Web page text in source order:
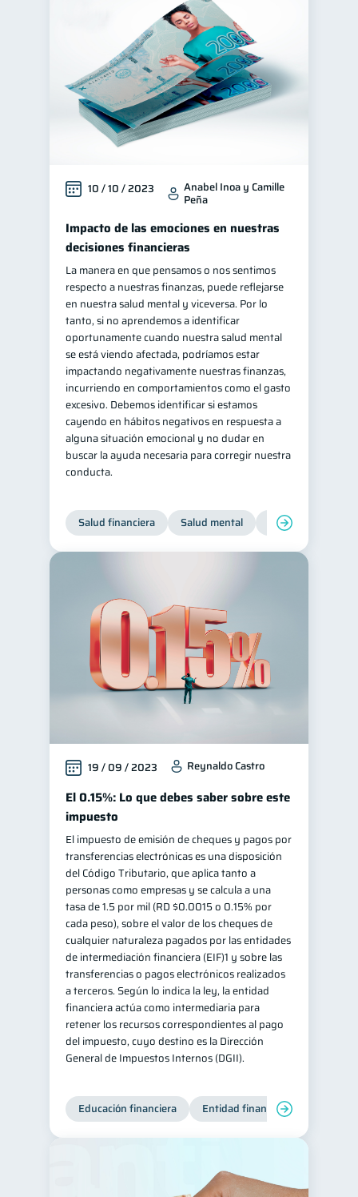
10 / 10 / 2023 Anabel Inoa y Camille
Peña
Impacto de las emociones en nuestras
decisiones financieras
La manera en que pensamos o nos sentimos
respecto a nuestras finanzas, puede reflejarse
en nuestra salud mental y viceversa. Por lo
tanto, si no aprendemos a identificar
oportunamente cuando nuestra salud mental
se está viendo afectada, podríamos estar
impactando negativamente nuestras finanzas,
incurriendo en comportamientos como el gasto
excesivo. Debemos identificar si estamos
cayendo en hábitos negativos en respuesta a
alguna situación emocional y no dudar en
buscar la ayuda necesaria para corregir nuestra
conducta.
Salud financiera Salud mental Inclusión
19 / 09 / 2023 Reynaldo Castro
El 0.15%: Lo que debes saber sobre este
impuesto
El impuesto de emisión de cheques y pagos por
transferencias electrónicas es una disposición
del Código Tributario, que aplica tanto a
personas como empresas y se calcula a una
tasa de 1.5 por mil (RD $0.0015 o 0.15% por
cada peso), sobre el valor de los cheques de
cualquier naturaleza pagados por las entidades
de intermediación financiera (EIF)1 y sobre las
transferencias o pagos electrónicos realizados
a terceros. Según lo indica la ley, la entidad
financiera actúa como intermediaria para
retener los recursos correspondientes al pago
del impuesto, cuyo destino es la Dirección
General de Impuestos Internos (DGII).
Educación financiera Entidad financiera